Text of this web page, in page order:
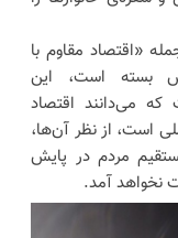
«اقتصاد مقاوم با
بسته است، این
می‌دانند اقتصاد
است، از نظر آن‌ها،
مردم در پایش
نخواهد آمد.